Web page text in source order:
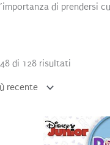
di prendersi
di 128 risultatiOrdina